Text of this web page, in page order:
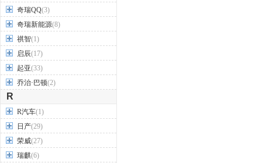
奇瑞QQ(3)
奇瑞新能源(8)
祺智(1)
启辰(17)
起亚(33)
乔治·巴顿(2)
R
R汽车(1)
日产(29)
荣威(27)
瑞麒(6)